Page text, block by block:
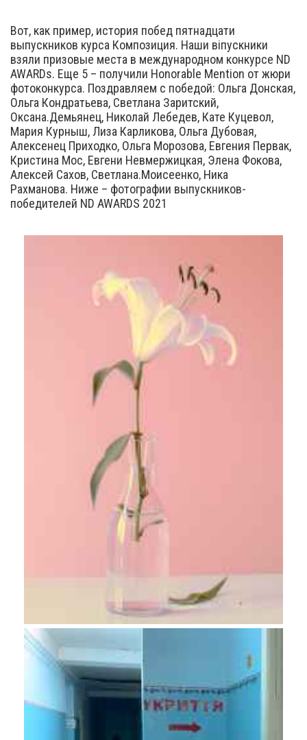
Вот, как пример, история побед пятнадцати
выпускников курса Композиция. Наши віпускники
взяли призовые места в международном конкурсе ND
AWARDs. Еще 5 – получили Honorable Mention от жюри
фотоконкурса. Поздравляем с победой: Ольга Донская,
Ольга Кондратьева, Светлана Заритский,
Оксана.Демьянец, Николай Лебедев, Кате Куцевол,
Мария Курныш, Лиза Карликова, Ольга Дубовая,
Алексенец Приходко, Ольга Морозова, Евгения Первак,
Кристина Мос, Евгени Невмержицкая, Элена Фокова,
Алексей Сахов, Светлана.Моисеенко, Ника
Рахманова. Ниже – фотографии выпускников-
победителей ND AWARDS 2021